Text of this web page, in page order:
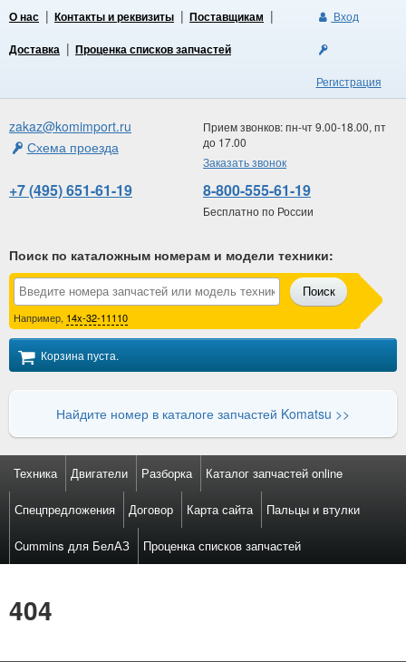
О нас Контакты и реквизиты
Поставщикам
Доставка
Проценка списков запчастей
Вход
Регистрация
zakaz@komimport.ru
Схема проезда
Прием звонков: пн-чт 9.00-18.00, пт
до 17.00
Заказать звонок
+7 (495) 651-61-19 8-800-555-61-19
Бесплатно по России
Поиск по каталожным номерам и модели техники:
Поиск
Например, 14x-32-11110
Корзина пуста.
Найдите номер в каталоге запчастей Komatsu >>
Техника Двигатели Разборка Каталог запчастей online
Спецпредложения Договор Карта сайта Пальцы и втулки
Cummins для БелАЗ Проценка списков запчастей
404